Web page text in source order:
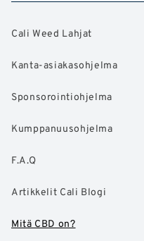
Cali Weed Lahjat
Kanta-asiakasohjelma
Sponsorointiohjelma
Kumppanuusohjelma
F.A.Q
Artikkelit Cali Blogi
Mitä CBD on?